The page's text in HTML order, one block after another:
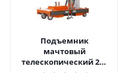
Подъемник
мачтовый
телескопический 200